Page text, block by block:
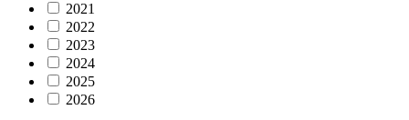
2021
2022
2023
2024
2025
2026